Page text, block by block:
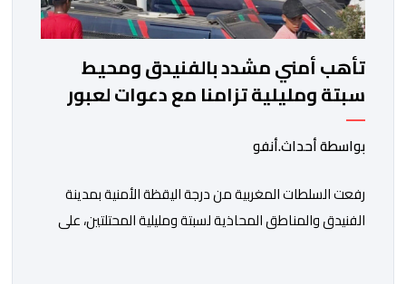
تأهب أمني مشدد بالفنيدق ومحيط
سبتة ومليلية تزامنا مع دعوات لعبور
جماعي
بواسطة أحداث.أنفو
رفعت السلطات المغربية من درجة اليقظة الأمنية بمدينة
الفنيدق والمناطق المحاذية لسبتة ومليلية المحتلتين، على